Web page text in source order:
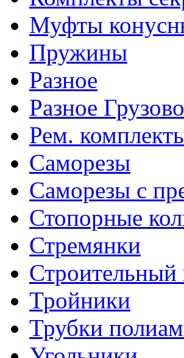
Муфты
Пружины
Разное
Разное
Рем.
Саморезы
Саморезы с
Стопорные
Стремянки
Строительный
Тройники
Трубки